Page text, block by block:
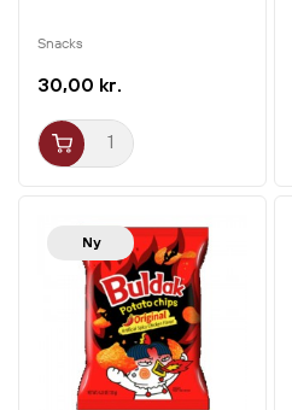
Snacks
30,00 kr.
Ny